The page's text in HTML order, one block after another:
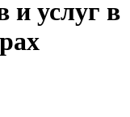
и услуг в